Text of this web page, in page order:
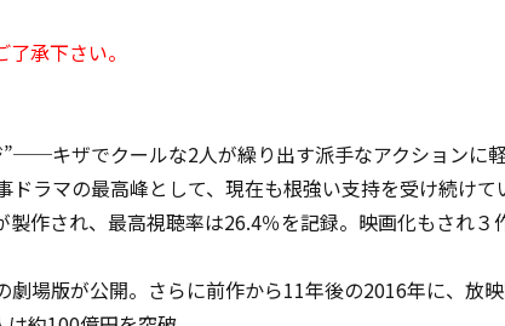
承下さい。
キザでクールな2人が繰り出す派手なアクションに
ラマの最高峰として、現在も根強い支持を受け続けて
作され、最高視聴率は26.4％を記録。映画化もされ
場版が公開。さらに前作から11年後の2016年に、放